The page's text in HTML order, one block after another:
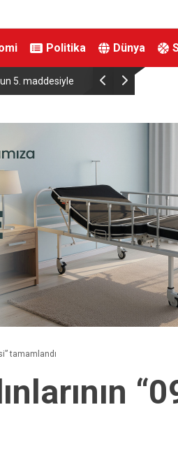
Politika Dünya
5. maddesiyle Hatayda Sosyal
tamamlandı